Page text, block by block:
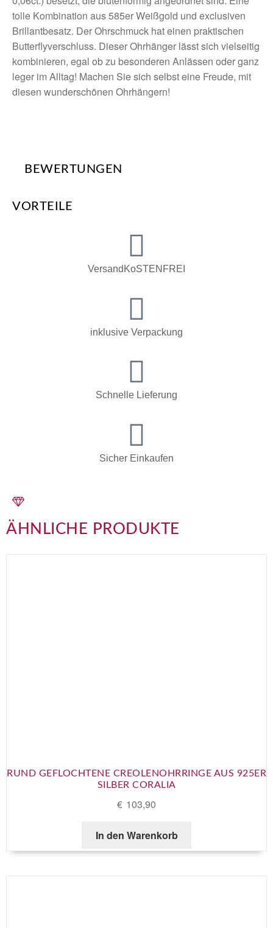
tolle Kombination aus 585er Weißgold und exclusiven
Brillantbesatz. Der Ohrschmuck hat einen praktischen
Butterflyverschluss. Dieser Ohrhänger lässt sich vielseitig
kombinieren, egal ob zu besonderen Anlässen oder ganz
leger im Alltag! Machen Sie sich selbst eine Freude, mit
diesen wunderschönen Ohrhängern!
BEWERTUNGEN
VORTEILE
VersandKoSTENFREI
inklusive Verpackung
Schnelle Lieferung
Sicher Einkaufen
ÄHNLICHE PRODUKTE
RUND GEFLOCHTENE CREOLENOHRRINGE AUS 925ER
SILBER CORALIA
€ 103,90
In den Warenkorb